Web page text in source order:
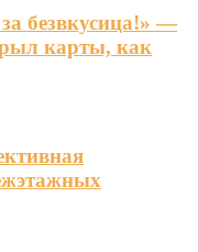
безвкусица!» —
карты, как